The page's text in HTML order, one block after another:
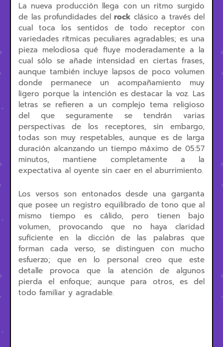
La nueva producción llega con un ritmo surgido
de las profundidades del rock clásico a través del
cual toca los sentidos de todo receptor con
variedades rítmicas peculiares agradables; es una
pieza melodiosa qué fluye moderadamente a la
cual sólo se añade intensidad en ciertas frases,
aunque también incluye lapsos de poco volumen
donde permanece un acompañamiento muy
ligero porque la intención es destacar la voz. Las
letras se refieren a un complejo tema religioso
del que seguramente se tendrán varias
perspectivas de los receptores, sin embargo,
todas son muy respetables, aunque es de larga
duración alcanzando un tiempo máximo de 05:57
minutos, mantiene completamente a la
expectativa al oyente sin caer en el aburrimiento.
Los versos son entonados desde una garganta
que posee un registro equilibrado de tono que al
mismo tiempo es cálido, pero tienen bajo
volumen, provocando que no haya claridad
suficiente en la dicción de las palabras que
forman cada verso, se distinguen con mucho
esfuerzo; que en lo personal creo que este
detalle provoca que la atención de algunos
pierda el enfoque; aunque para otros, es del
todo familiar y agradable.